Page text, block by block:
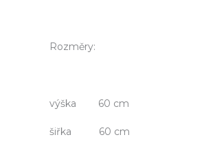
Rozměry:
výška 60 cm
šiřka 60 cm